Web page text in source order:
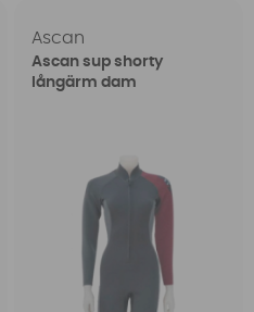
Ascan
Ascan sup shorty
långärm dam